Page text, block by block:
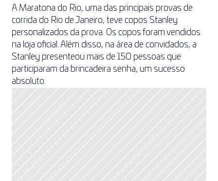
A Maratona do Rio, uma das principais provas de
corrida do Rio de Janeiro, teve copos Stanley
personalizados da prova. Os copos foram vendidos
na loja oficial. Além disso, na área de convidados, a
Stanley presenteou mais de 150 pessoas que
participaram da brincadeira senha, um sucesso
absoluto.